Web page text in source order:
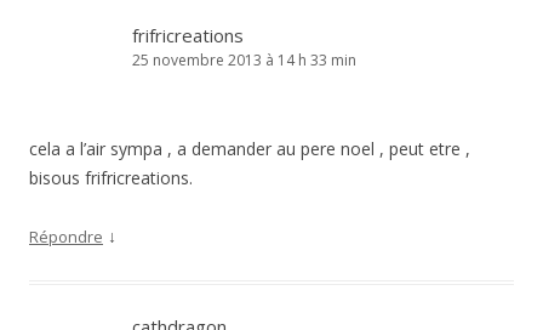
frifricreations
25 novembre 2013 à 14 h 33 min
cela a l’air sympa , a demander au pere noel , peut etre ,
bisous frifricreations.
Répondre ↓